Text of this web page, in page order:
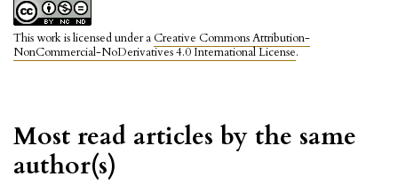
This work is licensed under a Creative Commons Attribution-
NonCommercial-NoDerivatives 4.0 International License.
Most read articles by the same
author(s)